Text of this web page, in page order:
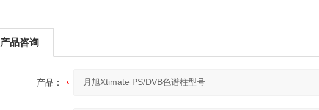
产品咨询
产品：